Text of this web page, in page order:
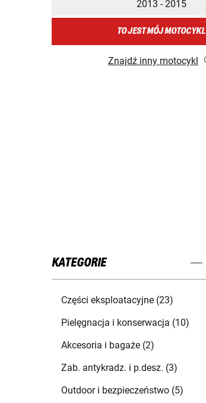
2013 - 2015
TO JEST MÓJ MOTOCYKL
Znajdź inny motocykl
KATEGORIE
Części eksploatacyjne (23)
Pielęgnacja i konserwacja (10)
Akcesoria i bagaże (2)
Zab. antykradz. i p.desz. (3)
Outdoor i bezpieczeństwo (5)